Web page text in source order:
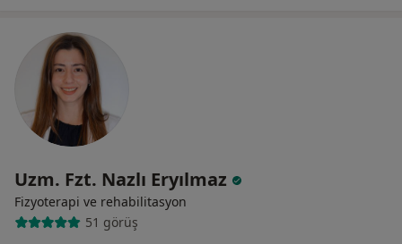
Uzm. Fzt. Nazlı Eryılmaz
Fizyoterapi ve rehabilitasyon
51 görüş